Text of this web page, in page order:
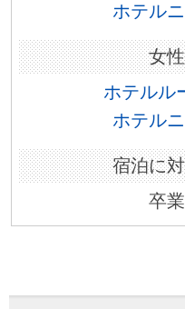
ホテル
ホテルル
ホテル
卒